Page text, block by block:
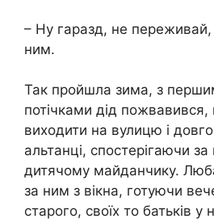
– Ну гаразд, не
ним.
Так пройшла зима, з
потічками дід пожвавився,
виходити на вулицю і
альтанці, спостерігаючи
дитячому майданчику.
за ним з вікна, готуючи
старого, своїх то батьків у